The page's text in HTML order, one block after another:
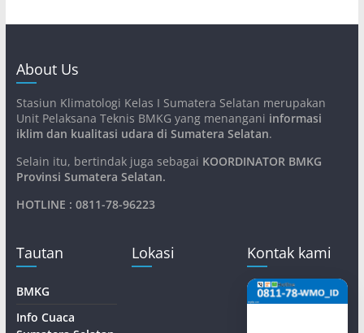
About Us
Stasiun Klimatologi Kelas I Sumatera Selatan merupakan
Unit Pelaksana Teknis BMKG yang menangani informasi
iklim dan kualitasi udara di Sumatera Selatan.
Selain itu, bertindak juga sebagai KOORDINATOR BMKG
Provinsi Sumatera Selatan.
HOTLINE : 0811-78-96223
Tautan
BMKG
Info Cuaca
Lokasi Kontak kami